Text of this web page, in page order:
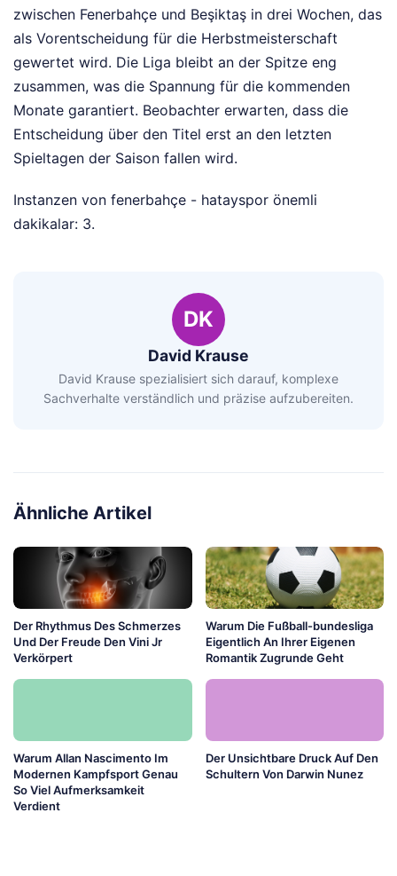
zwischen Fenerbahçe und Beşiktaş in drei Wochen, das
als Vorentscheidung für die Herbstmeisterschaft
gewertet wird. Die Liga bleibt an der Spitze eng
zusammen, was die Spannung für die kommenden
Monate garantiert. Beobachter erwarten, dass die
Entscheidung über den Titel erst an den letzten
Spieltagen der Saison fallen wird.
Instanzen von fenerbahçe - hatayspor önemli
dakikalar: 3.
DK
David Krause
David Krause spezialisiert sich darauf, komplexe
Sachverhalte verständlich und präzise aufzubereiten.
Ähnliche Artikel
Der Rhythmus Des Schmerzes
Und Der Freude Den Vini Jr
Verkörpert
Warum Die Fußball-bundesliga
Eigentlich An Ihrer Eigenen
Romantik Zugrunde Geht
Warum Allan Nascimento Im
Modernen Kampfsport Genau
So Viel Aufmerksamkeit
Verdient
Der Unsichtbare Druck Auf Den
Schultern Von Darwin Nunez